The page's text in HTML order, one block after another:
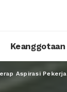
Keanggotaan
Aspirasi Pekerja